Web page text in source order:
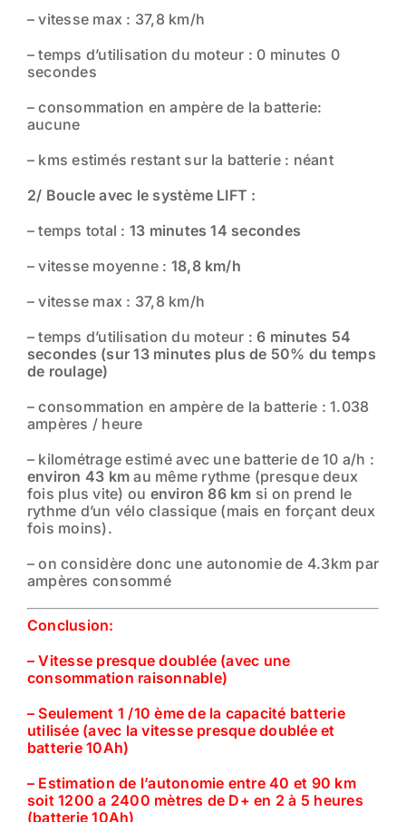
– vitesse max : 37,8 km/h
– temps d’utilisation du moteur : 0 minutes 0
secondes
– consommation en ampère de la batterie:
aucune
– kms estimés restant sur la batterie : néant
2/ Boucle avec le système LIFT :
– temps total : 13 minutes 14 secondes
– vitesse moyenne : 18,8 km/h
– vitesse max : 37,8 km/h
– temps d’utilisation du moteur :6 minutes 54
secondes (sur 13 minutes plus de 50% du temps
de roulage)
– consommation en ampère de la batterie : 1.038
ampères / heure
– kilométrage estimé avec une batterie de 10 a/h :
environ 43 km au même rythme (presque deux
fois plus vite) ou environ 86 km si on prend le
rythme d’un vélo classique (mais en forçant deux
fois moins).
– on considère donc une autonomie de 4.3km par
ampères consommé
Conclusion:
– Vitesse presque doublée (avec une
consommation raisonnable)
– Seulement 1 /10 ème de la capacité batterie
utilisée (avec la vitesse presque doublée et
batterie 10Ah)
– Estimation de l’autonomie entre 40 et 90 km
soit 1200 a 2400 mètres de D+ en 2 à 5 heures
(batterie 10Ah)